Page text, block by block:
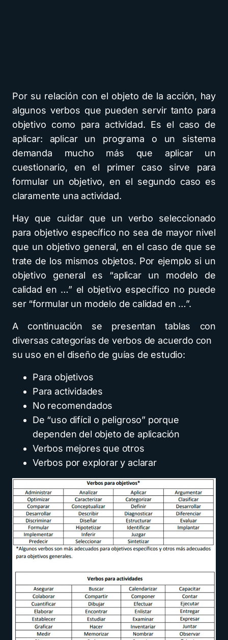
Por su relación con el objeto de la acción, hay
algunos verbos que pueden servir tanto para
objetivo como para actividad. Es el caso de
aplicar: aplicar un programa o un sistema
demanda mucho más que aplicar un
cuestionario, en el primer caso sirve para
formular un objetivo, en el segundo caso es
claramente una actividad.
Hay que cuidar que un verbo seleccionado
para objetivo específico no sea de mayor nivel
que un objetivo general, en el caso de que se
trate de los mismos objetos. Por ejemplo si un
objetivo general es “aplicar un modelo de
calidad en …” el objetivo específico no puede
ser “formular un modelo de calidad en …”.
A continuación se presentan tablas con
diversas categorías de verbos de acuerdo con
su uso en el diseño de guías de estudio:
Para objetivos
Para actividades
No recomendados
De “uso difícil o peligroso” porque
dependen del objeto de aplicación
Verbos mejores que otros
Verbos por explorar y aclarar